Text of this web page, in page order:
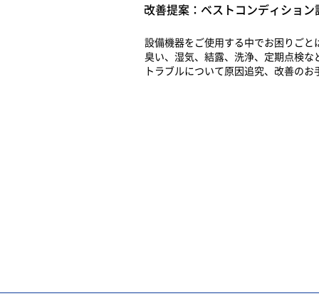
改善提案：ベストコンディション
設備機器をご使用する中でお困りごと
臭い、湿気、結露、洗浄、定期点検
トラブルについて原因追究、改善の